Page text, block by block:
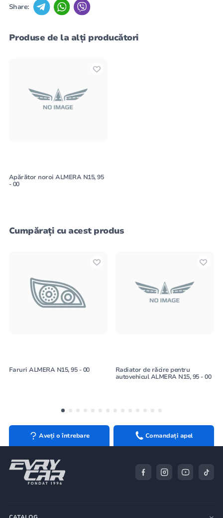
Share:
Produse de la alți producători
Apărător noroi ALMERA N15, 95
- 00
Cumpărați cu acest produs
Faruri ALMERA N15, 95 - 00
Radiator de răcire pentru
autovehicul ALMERA N15, 95 - 00
Aveți o întrebare Comandați apel